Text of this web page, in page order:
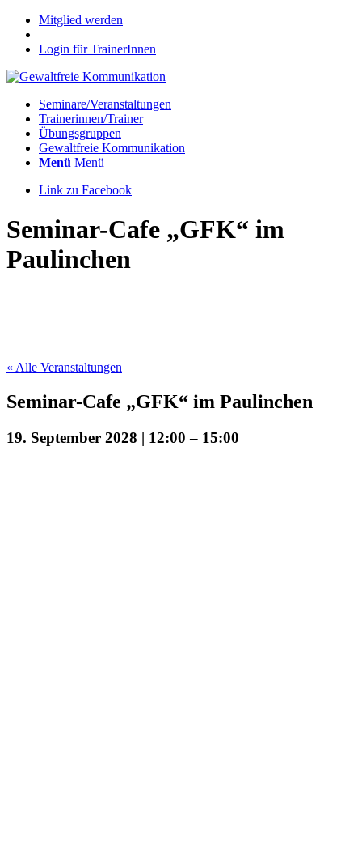
Mitglied werden
Login für TrainerInnen
Seminare/Veranstaltungen
Trainerinnen/Trainer
Übungsgruppen
Gewaltfreie Kommunikation
Menü Menü
Link zu Facebook
Seminar-Cafe „GFK“ im
Paulinchen
« Alle Veranstaltungen
Seminar-Cafe „GFK“ im Paulinchen
19. September 2028 | 12:00 – 15:00